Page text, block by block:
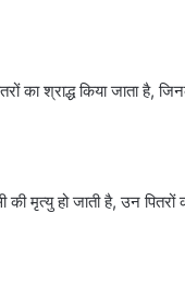
का श्राद्ध किया जाता है,
मृत्यु हो जाती है, उन पितरों